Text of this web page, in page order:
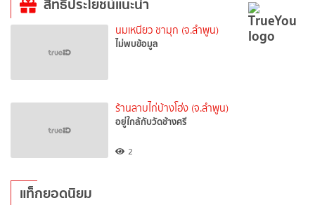
สิทธิประโยชน์แนะนำ
นมเหนียว ชามุก (จ.ลำพูน)
ไม่พบข้อมูล
ร้านลาบไก่บ้างโฮ่ง (จ.ลำพูน)
อยู่ใกล้กับวัดช้างศรี
2
แท็กยอดนิยม